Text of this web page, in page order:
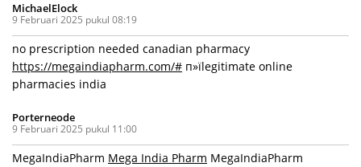
MichaelElock
9 Februari 2025 pukul 08:19
no prescription needed canadian pharmacy
https://megaindiapharm.com/# п»їlegitimate online
pharmacies india
Porterneode
9 Februari 2025 pukul 11:00
MegaIndiaPharm Mega India Pharm MegaIndiaPharm